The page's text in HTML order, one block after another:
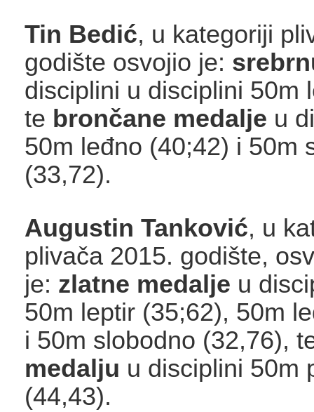
Tin Bedić, u kategoriji
godište osvojio je:
disciplini u disciplini 50m
te brončane medalje u
50m leđno (40;42) i 50m
(33,72).
Augustin Tanković, u
plivača 2015. godište,
je: zlatne medalje u
50m leptir (35;62), 50m
i 50m slobodno (32,76),
medalju u disciplini 50m
(44,43).